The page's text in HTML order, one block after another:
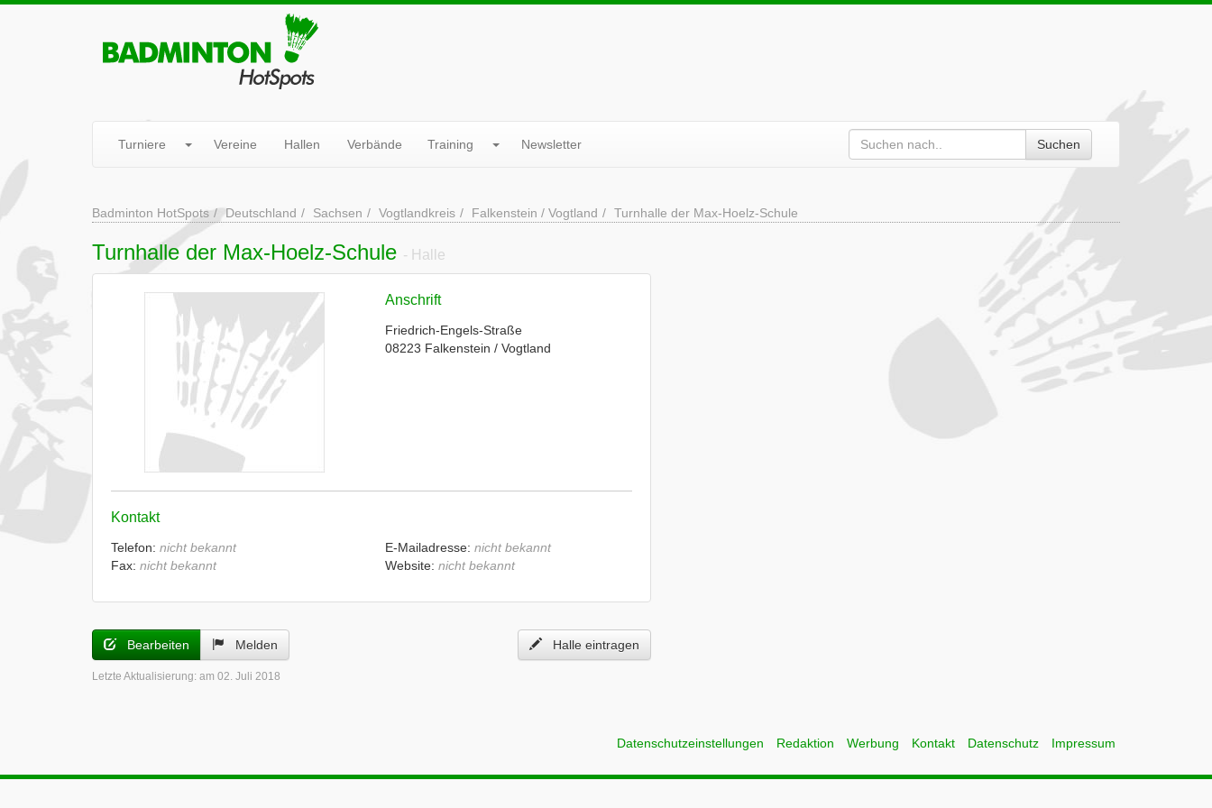
Turniere Vereine Hallen Verbände Training Newsletter Suchen
Badminton HotSpots Deutschland Sachsen Vogtlandkreis Falkenstein / Vogtland Turnhalle der Max-Hoelz-Schule
Turnhalle der Max-Hoelz-Schule - Halle
Anschrift
Friedrich-Engels-Straße
08223 Falkenstein / Vogtland
Kontakt
Telefon: nicht bekannt
Fax: nicht bekannt
E-Mailadresse: nicht bekannt
Website: nicht bekannt
Bearbeiten Melden Halle eintragen
Letzte Aktualisierung: am 02. Juli 2018
Datenschutzeinstellungen Redaktion Werbung Kontakt Datenschutz Impressum